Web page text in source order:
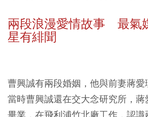
兩段浪漫愛情故事 最氣
星有緋聞
曹興誠有兩段婚姻，他與前妻蔣愛
當時曹興誠還在交大念研究所，